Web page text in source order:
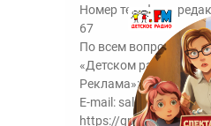
Номер телефона
67
По всем вопросам
«Детском радио» -
Реклама»:+7 (495)
E-mail:
https://